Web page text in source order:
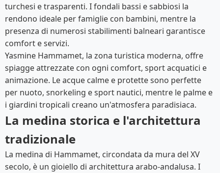
turchesi e trasparenti. I fondali bassi e sabbiosi la
rendono ideale per famiglie con bambini, mentre la
presenza di numerosi stabilimenti balneari garantisce
comfort e servizi.
Yasmine Hammamet, la zona turistica moderna, offre
spiagge attrezzate con ogni comfort, sport acquatici e
animazione. Le acque calme e protette sono perfette
per nuoto, snorkeling e sport nautici, mentre le palme e
i giardini tropicali creano un'atmosfera paradisiaca.
La medina storica e l'architettura
tradizionale
La medina di Hammamet, circondata da mura del XV
secolo, è un gioiello di architettura arabo-andalusa. I